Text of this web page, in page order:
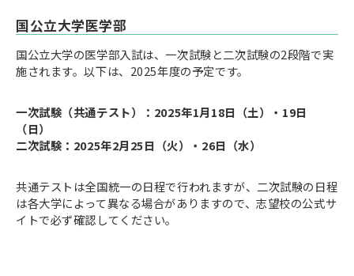
国公立大学医学部
国公立大学の医学部入試は、一次試験と二次試験の2段階で実
施されます。以下は、2025年度の予定です。
一次試験（共通テスト）：2025年1月18日（土）・19日
（日）
二次試験：2025年2月25日（火）・26日（水）
共通テストは全国統一の日程で行われますが、二次試験の日程
は各大学によって異なる場合がありますので、志望校の公式サ
イトで必ず確認してください。